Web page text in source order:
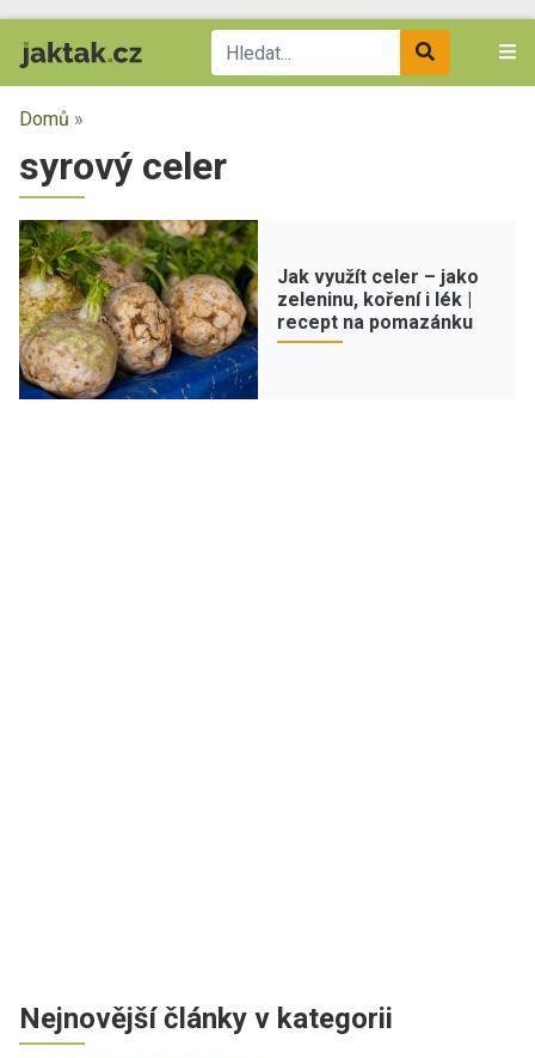
Domů »
syrový celer
Jak využít celer – jako
zeleninu, koření i lék |
recept na pomazánku
Nejnovější články v kategorii